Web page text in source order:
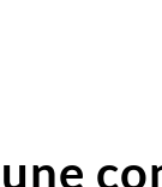
une